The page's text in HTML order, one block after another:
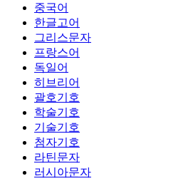
중국어
한글고어
그리스문자
프랑스어
독일어
히브리어
괄호기호
학술기호
기술기호
첨자기호
라틴문자
러시아문자